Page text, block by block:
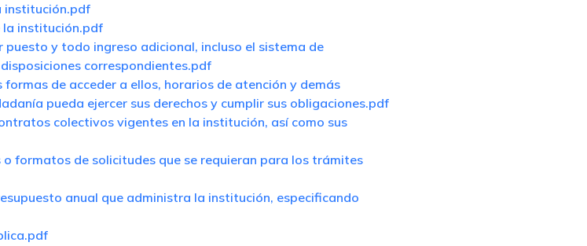
institución.pdf
la institución.pdf
puesto y todo ingreso adicional, incluso el sistema de
correspondientes.pdf
de acceder a ellos, horarios de atención y demás
pueda ejercer sus derechos y cumplir sus obligaciones.pdf
colectivos vigentes en la institución, así como sus
formatos de solicitudes que se requieran para los trámites
anual que administra la institución, especificando